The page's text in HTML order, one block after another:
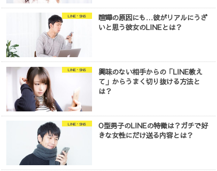
LINE・SNS
喧嘩の原因にも…彼がリアルにうざ
いと思う彼女のLINEとは？
LINE・SNS
興味のない相手からの「LINE教え
て」からうまく切り抜ける方法と
は？
LINE・SNS
O型男子のLINEの特徴は？ガチで好
きな女性にだけ送る内容とは？